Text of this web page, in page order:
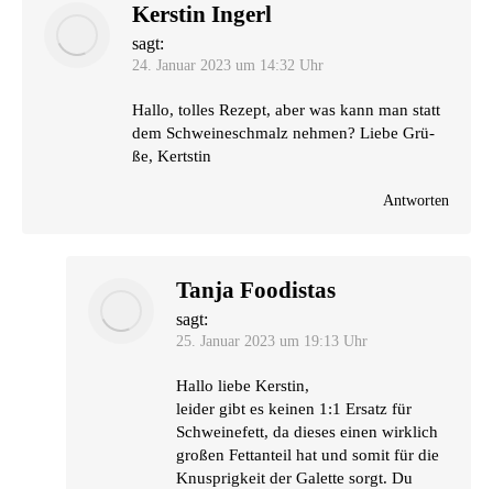
Kerstin Ingerl
sagt:
24. Januar 2023 um 14:32 Uhr
Hal­lo, tol­les Rezept, aber was kann man statt
dem Schwei­ne­schmalz neh­men? Lie­be Grü­
ße, Kertstin
Antworten
Tanja Foodistas
sagt:
25. Januar 2023 um 19:13 Uhr
Hal­lo lie­be Kerstin,
lei­der gibt es kei­nen 1:1 Ersatz für
Schwei­ne­fett, da die­ses einen wirk­lich
gro­ßen Fett­an­teil hat und somit für die
Knusp­rig­keit der Galet­te sorgt. Du